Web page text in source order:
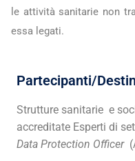
le attività sanitarie non
essa legati.
Partecipanti/
Strutture sanitarie e
accreditate Esperti di
Data Protection Officer